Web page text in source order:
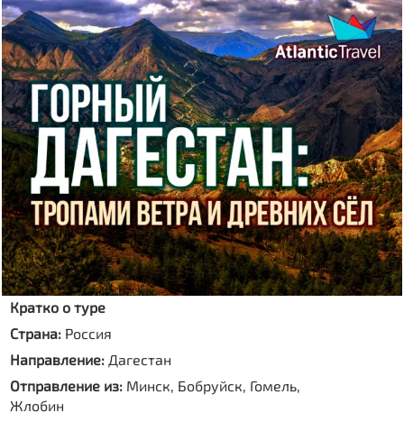
Кратко о туре
Страна: Россия
Направление: Дагестан
Отправление из: Минск, Бобруйск, Гомель,
Жлобин